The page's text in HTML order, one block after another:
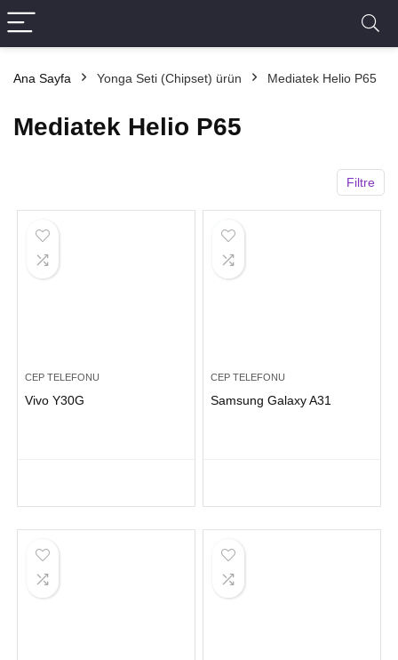
Ana Sayfa Yonga Seti (Chipset) ürün Mediatek Helio P65
Mediatek Helio P65
Filtre
CEP TELEFONU
Vivo Y30G
CEP TELEFONU
Samsung Galaxy A31